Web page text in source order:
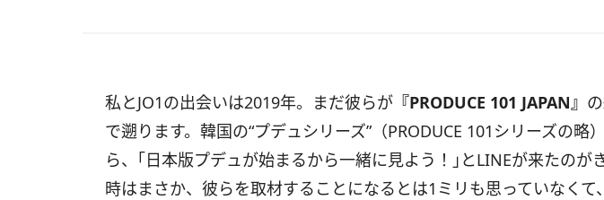
私とJO1の出会いは2019年。まだ彼らが 『PRODUCE 101 JAPAN』
で遡ります。韓国の“プデュシリーズ”（PRODUCE 101シリーズの略
ら、｢日本版プデュが始まるから一緒に見よう！｣とLINEが来たのが
時はまさか、彼らを取材することになるとは1ミリも思っていなくて